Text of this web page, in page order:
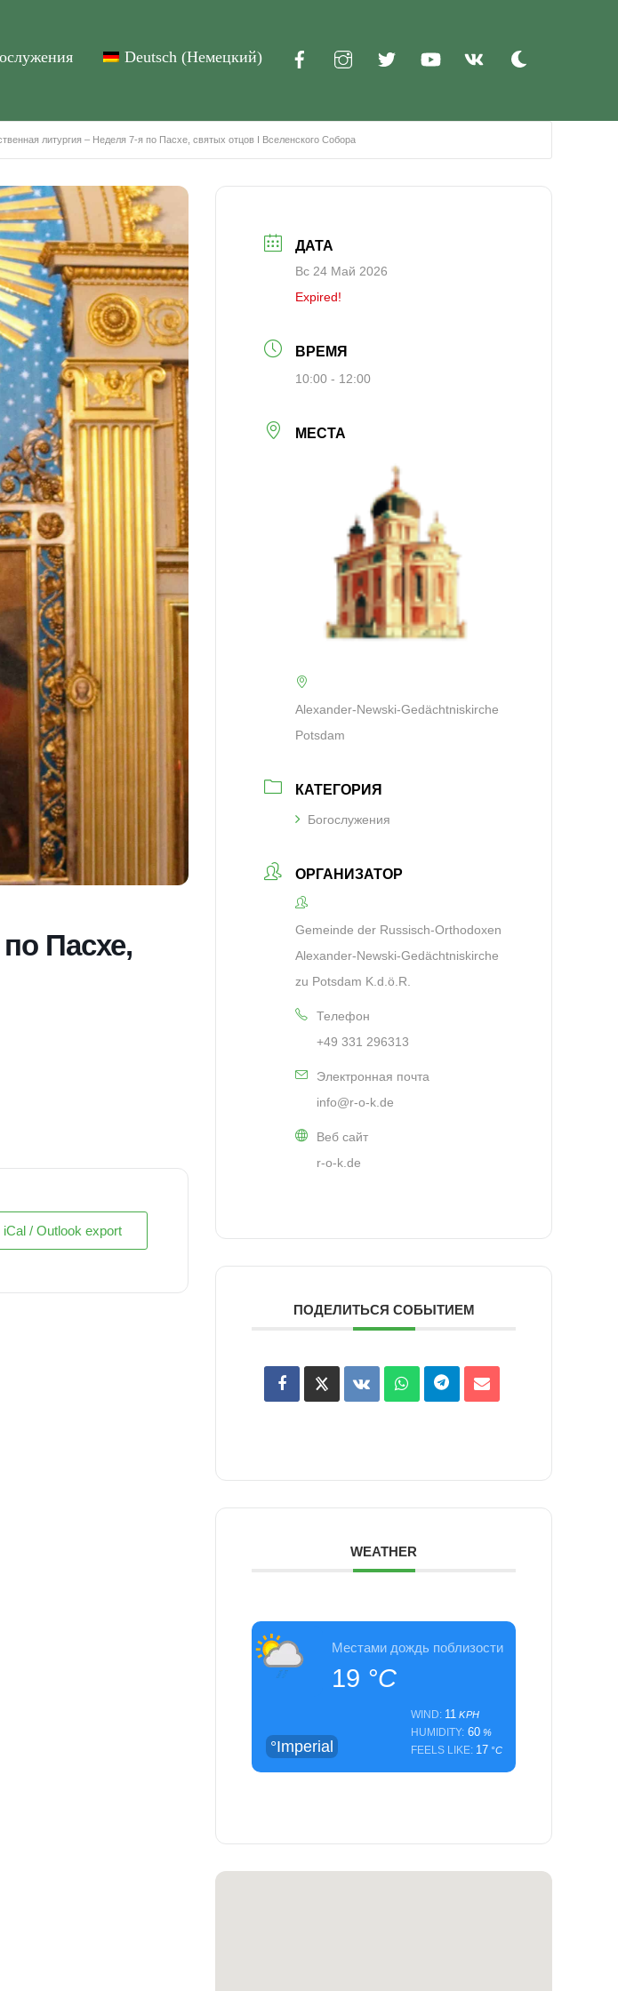
Deutsch(Немецкий)
литургия – Неделя 7-я по Пасхе, святых отцов I Вселенского Собора
Пасхе,
iCal / Outlook export
ДАТА
Вс 24 Май 2026
Expired!
ВРЕМЯ
10:00 - 12:00
МЕСТА
Alexander-Newski-Gedächtniskirche
Potsdam
КАТЕГОРИЯ
Богослужения
ОРГАНИЗАТОР
Gemeinde der Russisch-Orthodoxen
Alexander-Newski-Gedächtniskirche
zu Potsdam K.d.ö.R.
Телефон
+49 331 296313
Электронная почта
info@r-o-k.de
Веб сайт
r-o-k.de
ПОДЕЛИТЬСЯ СОБЫТИЕМ
WEATHER
Местами дождь поблизости
19 °C
°Imperial
WIND: 11 KPH
HUMIDITY:60%
FEELS LIKE: 17°C